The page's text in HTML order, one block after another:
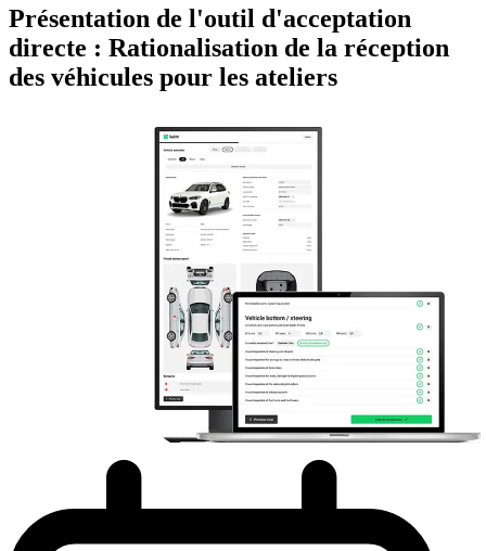
Présentation de l'outil d'acceptation
directe : Rationalisation de la réception
des véhicules pour les ateliers